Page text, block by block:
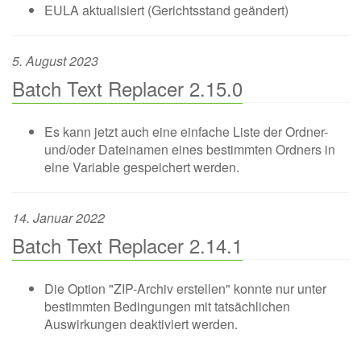
EULA aktualisiert (Gerichtsstand geändert)
5. August 2023
Batch Text Replacer 2.15.0
Es kann jetzt auch eine einfache Liste der Ordner-
und/oder Dateinamen eines bestimmten Ordners in
eine Variable gespeichert werden.
14. Januar 2022
Batch Text Replacer 2.14.1
Die Option "ZIP-Archiv erstellen" konnte nur unter
bestimmten Bedingungen mit tatsächlichen
Auswirkungen deaktiviert werden.